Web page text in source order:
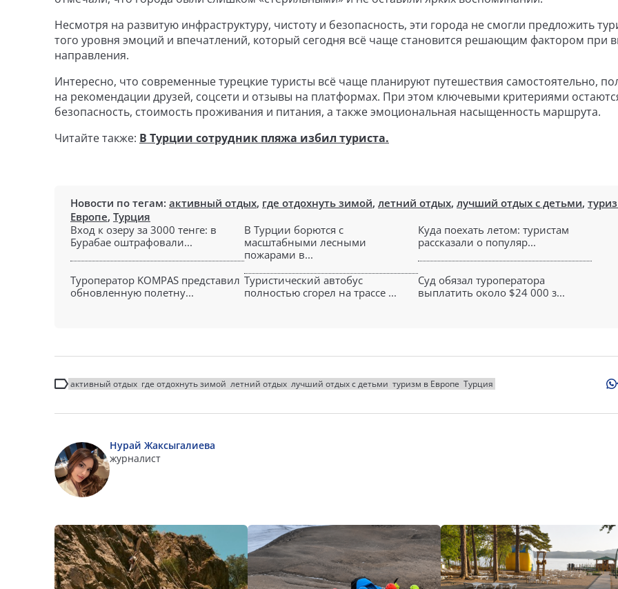
Несмотря на развитую инфраструктуру, чистоту и безопасность, эти города не смогли предложить
того уровня эмоций и впечатлений, который сегодня всё чаще становится решающим фактором при
направления.
Интересно, что современные турецкие туристы всё чаще планируют путешествия самостоятельно,
на рекомендации друзей, соцсети и отзывы на платформах. При этом ключевыми критериями
безопасность, стоимость проживания и питания, а также эмоциональная насыщенность маршрута.
Читайте также: В Турции сотрудник пляжа избил туриста.
Новости по тегам: активный отдых, где отдохнуть зимой, летний отдых, лучший отдых с детьми,
Европе, Турция
Вход к озеру за 3000 тенге: в
Бурабае оштрафовали...
В Турции борются с
масштабными лесными
пожарами в...
Куда поехать летом: туристам
рассказали о популяр...
Туроператор KOMPAS представил
обновленную полетну...
Туристический автобус
полностью сгорел на трассе ...
Суд обязал туроператора
выплатить около $24 000 з...
активный отдых где отдохнуть зимой летний отдых лучший отдых с детьми туризм в Европе Турция
Нурай Жаксыгалиева
журналист